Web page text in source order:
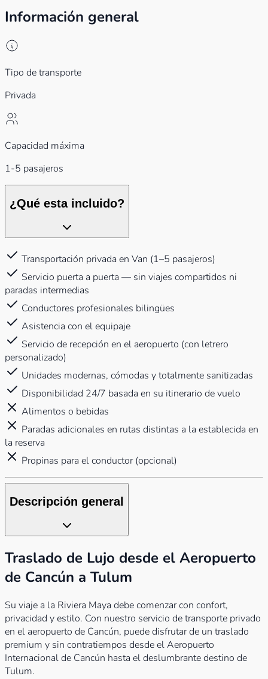
Información general
Tipo de transporte
Privada
Capacidad máxima
1-5 pasajeros
¿Qué esta incluido?
Transportación privada en Van (1–5 pasajeros)
Servicio puerta a puerta — sin viajes compartidos ni
paradas intermedias
Conductores profesionales bilingües
Asistencia con el equipaje
Servicio de recepción en el aeropuerto (con letrero
personalizado)
Unidades modernas, cómodas y totalmente sanitizadas
Disponibilidad 24/7 basada en su itinerario de vuelo
Alimentos o bebidas
Paradas adicionales en rutas distintas a la establecida en
la reserva
Propinas para el conductor (opcional)
Descripción general
Traslado de Lujo desde el Aeropuerto
de Cancún a Tulum
Su viaje a la Riviera Maya debe comenzar con confort,
privacidad y estilo. Con nuestro servicio de transporte privado
en el aeropuerto de Cancún, puede disfrutar de un traslado
premium y sin contratiempos desde el Aeropuerto
Internacional de Cancún hasta el deslumbrante destino de
Tulum.